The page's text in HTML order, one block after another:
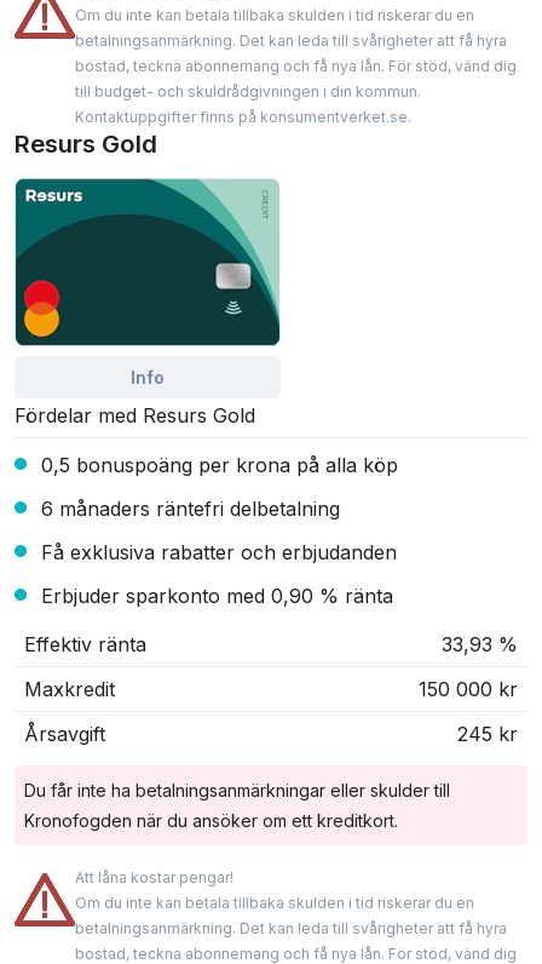
Om du inte kan betala tillbaka skulden i tid riskerar du en
betalningsanmärkning. Det kan leda till svårigheter att få hyra
bostad, teckna abonnemang och få nya lån. För stöd, vänd dig
till budget- och skuldrådgivningen i din kommun.
Kontaktuppgifter finns på konsumentverket.se.
Resurs Gold
Info
Fördelar med Resurs Gold
0,5 bonuspoäng per krona på alla köp
6 månaders räntefri delbetalning
Få exklusiva rabatter och erbjudanden
Erbjuder sparkonto med 0,90 % ränta
Effektiv ränta
33,93 %
Maxkredit
150 000 kr
Årsavgift
245 kr
Du får inte ha betalningsanmärkningar eller skulder till
Kronofogden när du ansöker om ett kreditkort.
Att låna kostar pengar!
Om du inte kan betala tillbaka skulden i tid riskerar du en
betalningsanmärkning. Det kan leda till svårigheter att få hyra
bostad, teckna abonnemang och få nya lån. För stöd, vänd dig